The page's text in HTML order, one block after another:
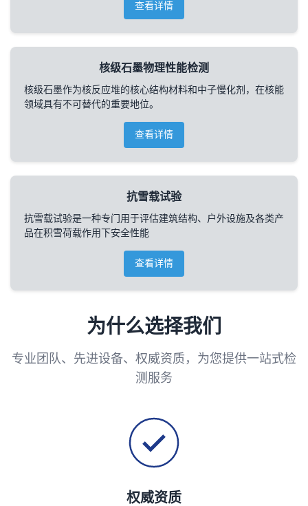
查看详情
核级石墨物理性能检测
核级石墨作为核反应堆的核心结构材料和中子慢化剂，在核能
领域具有不可替代的重要地位。
查看详情
抗雪载试验
抗雪载试验是一种专门用于评估建筑结构、户外设施及各类产
品在积雪荷载作用下安全性能
查看详情
为什么选择我们
专业团队、先进设备、权威资质，为您提供一站式检
测服务
权威资质